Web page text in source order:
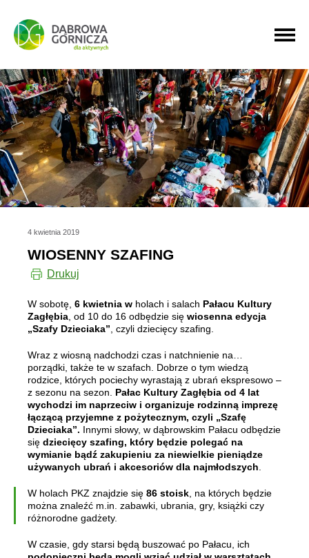
PRZEJDŹ DO MENU GŁÓWNEGO
PRZEJDŹ DO WYSZUKIWARKI
PRZEJDŹ DO TREŚCI
4 kwietnia 2019
WIOSENNY SZAFING
Drukuj
W sobotę, 6 kwietnia w holach i salach Pałacu Kultury
Zagłębia , od 10 do 16 odbędzie się wiosenna edycja
„Szafy Dzieciaka” , czyli dziecięcy szafing.
Wraz z wiosną nadchodzi czas i natchnienie na…
porządki, także te w szafach. Dobrze o tym wiedzą
rodzice, których pociechy wyrastają z ubrań ekspresowo –
z sezonu na sezon. Pałac Kultury Zagłębia od 4 lat
wychodzi im naprzeciw i organizuje rodzinną imprezę
łączącą przyjemne z pożytecznym, czyli „Szafę
Dzieciaka”. Innymi słowy, w dąbrowskim Pałacu odbędzie
się dziecięcy szafing, który będzie polegać na
wymianie bądź zakupieniu za niewielkie pieniądze
używanych ubrań i akcesoriów dla najmłodszych
W holach PKZ znajdzie się 86 stoisk , na których będzie
można znaleźć m.in. zabawki, ubrania, gry, książki czy
różnorodne gadżety.
W czasie, gdy starsi będą buszować po Pałacu, ich